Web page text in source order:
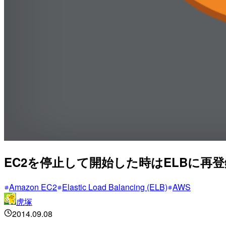
EC2を停止して開始した時はELBに再
Amazon EC2 Elastic Load Balancing (ELB) AWS
虎塚
2014.09.08